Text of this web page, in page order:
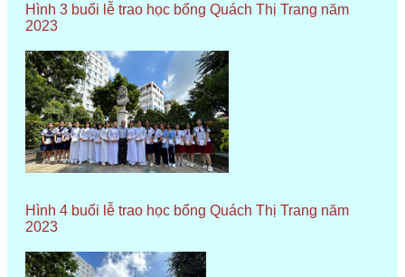
Hình 3 buổi lễ trao học bổng Quách Thị Trang năm
2023
Hình 4 buổi lễ trao học bổng Quách Thị Trang năm
2023